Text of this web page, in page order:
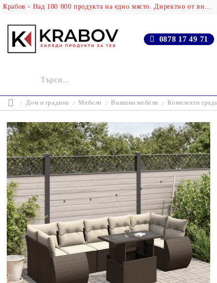
Крабов - Над 100 000 продукта на едно място. Директно от вносителя!
0878 17 49 71
Дом и градина Мебели Външни мебели Комплекти